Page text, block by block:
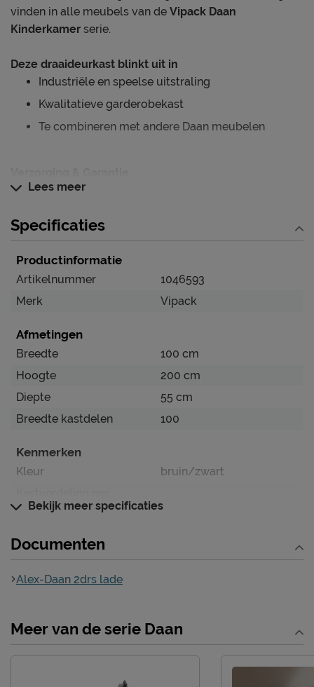
vinden in alle meubels van de Vipack Daan
Kinderkamer serie.
Deze draaideurkast blinkt uit in
Industriële en speelse uitstraling
Kwalitatieve garderobekast
Te combineren met andere Daan meubelen
Je nieuwe garderobekast wil je natuurlijk zo lang
schoonmaakinstructies, evenals de garantie op de
garderobekast, kun je terug vinden bij het kopje ‘Goed
om te weten’.
Lees meer
Specificaties
Productinformatie
Artikelnummer
1046593
Merk
Vipack
Afmetingen
Breedte
100 cm
Hoogte
200 cm
Diepte
55 cm
Breedte kastdelen
100
Kenmerken
Kleur
bruin/zwart
kastdeel
1 legplank en 1 roede
Materiaal
Materiaal grenen
Onderhoud
doekje
2 jaar garantie volgens
CBW voorwaarden
Bekijk meer specificaties
Documenten
Alex-Daan 2drs lade
Meer van de serie Daan